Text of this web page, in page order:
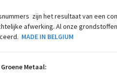
zijn het resultaat van een
afwerking. Al onze
MADE IN BELGIUM
Metaal: